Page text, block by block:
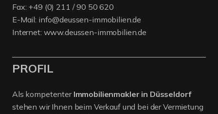
Fax: +49 (0) 211 / 90 50 620
E-Mail: info@deussen-immobilien.de
Internet: www.deussen-immobilien.de
PROFIL
Als kompetenter Immobilienmakler in Düsseldorf
stehen wir Ihnen beim Verkauf und bei der Vermietung